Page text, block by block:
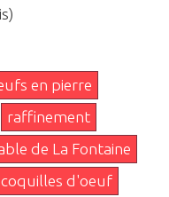
en pierre
raffinement
de La Fontaine
coquilles d'oeuf